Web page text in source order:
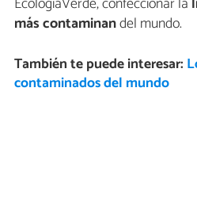
más contaminandel mundo.
También te puede interesar:
contaminados del mundo